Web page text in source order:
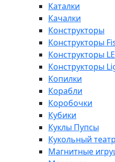
Каталки
Качалки
Конструкторы
Конструкторы
Конструкторы
Конструкторы
Копилки
Корабли
Коробочки
Кубики
Куклы Пупсы
Кукольный театр
Магнитные